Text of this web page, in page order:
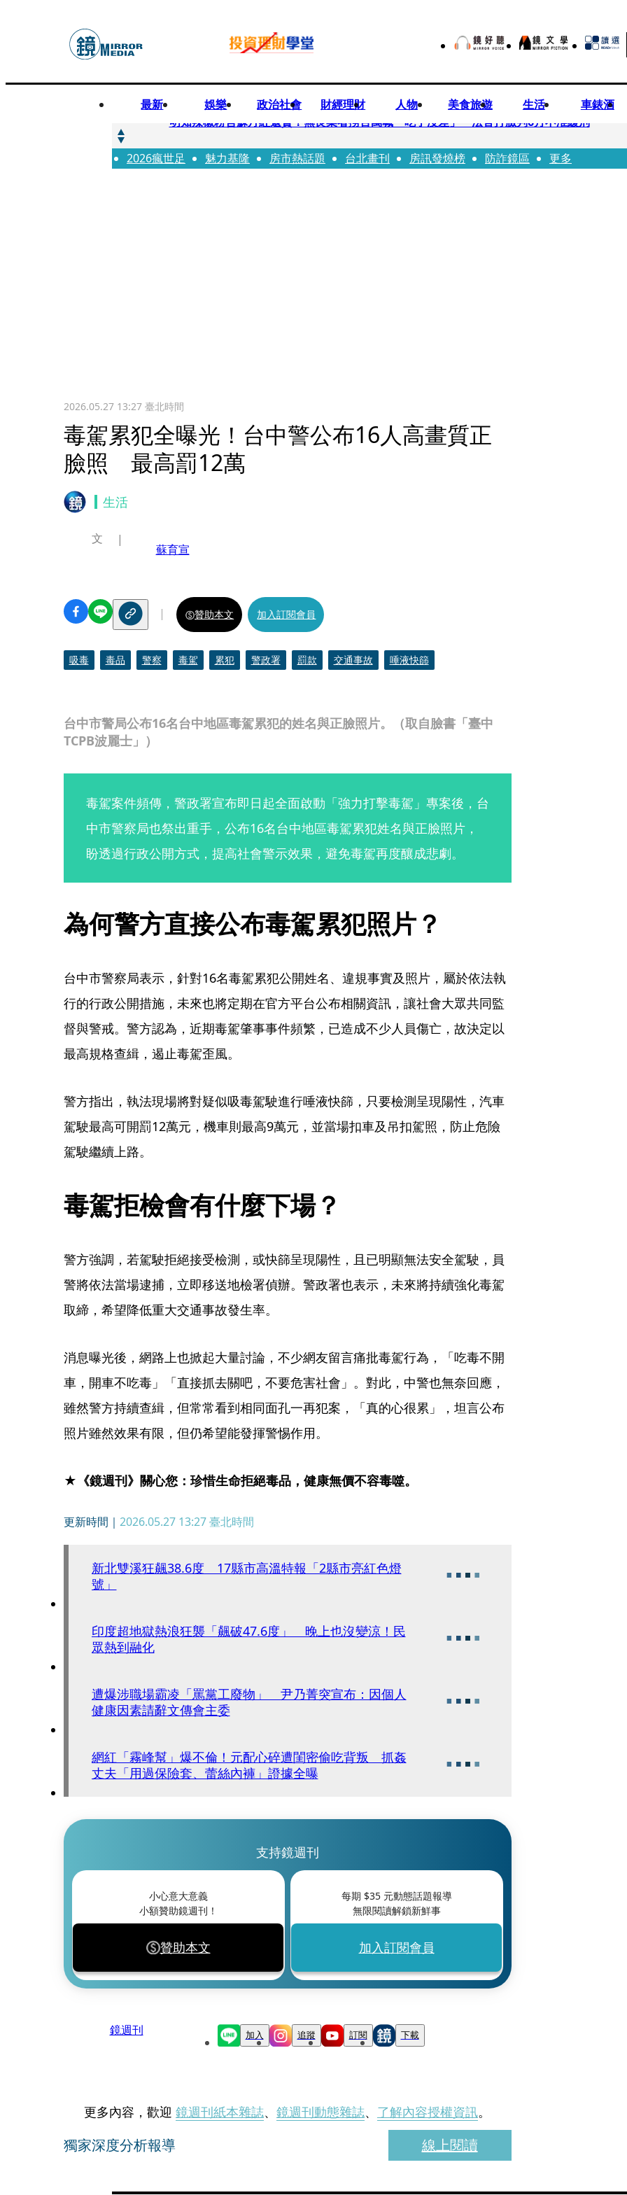
最新 娛樂 政治社會 財經理財 人物 美食旅遊 生活 車錶酒
快訊
明知辣椒粉含蘇丹紅還賣！無良業者撈百萬喊「吃了沒差」 法官打臉判6月不准緩刑
快訊
「無可替代的夥伴離開了我」…張韶涵細數10年時光 悲慟告別：無法相信真的發生了
2026瘋世足 魅力基隆 房市熱話題 台北畫刊 房訊發燒榜 防詐鏡區 更多
2026.05.27 13:27臺北時間
毒駕累犯全曝光！台中警公布16人高畫質正
臉照 最高罰12萬
生活
台中市警局公布16名台中地區毒駕累犯的姓名與正臉照片。（取自臉書「臺中
TCPB波麗士 」）
文
蘇育宣
贊助本文 加入訂閱會員
吸毒 毒品 警察 毒駕 累犯 警政署 罰款 交通事故 唾液快篩
毒駕案件頻傳，警政署宣布即日起全面啟動「強力打擊毒駕」專案後，台
中市警察局也祭出重手，公布16名台中地區毒駕累犯姓名與正臉照片，
盼透過行政公開方式，提高社會警示效果，避免毒駕再度釀成悲劇。
為何警方直接公布毒駕累犯照片？
台中市警察局表示，針對16名毒駕累犯公開姓名、違規事實及照片，屬於依法執
行的行政公開措施，未來也將定期在官方平台公布相關資訊，讓社會大眾共同監
督與警戒。警方認為，近期毒駕肇事事件頻繁，已造成不少人員傷亡，故決定以
最高規格查緝，遏止毒駕歪風。
警方指出，執法現場將對疑似吸毒駕駛進行唾液快篩，只要檢測呈現陽性，汽車
駕駛最高可開罰12萬元，機車則最高9萬元，並當場扣車及吊扣駕照，防止危險
駕駛繼續上路。
毒駕拒檢會有什麼下場？
警方強調，若駕駛拒絕接受檢測，或快篩呈現陽性，且已明顯無法安全駕駛，員
警將依法當場逮捕，立即移送地檢署偵辦。警政署也表示，未來將持續強化毒駕
取締，希望降低重大交通事故發生率。
消息曝光後，網路上也掀起大量討論，不少網友留言痛批毒駕行為，「吃毒不開
車，開車不吃毒」「直接抓去關吧，不要危害社會」。對此，中警也無奈回應，
雖然警方持續查緝，但常常看到相同面孔一再犯案，「真的心很累」，坦言公布
照片雖然效果有限，但仍希望能發揮警惕作用。
★《鏡週刊》關心您：珍惜生命拒絕毒品，健康無價不容毒噬。
更新時間｜ 2026.05.27 13:27臺北時間
新北雙溪狂飆38.6度 17縣市高溫特報「2縣市亮紅色燈
號」
印度超地獄熱浪狂襲「飆破47.6度」 晚上也沒變涼！民
眾熱到融化
遭爆涉職場霸凌「罵黨工廢物」 尹乃菁突宣布：因個人
健康因素請辭文傳會主委
網紅「霧峰幫」爆不倫！元配心碎遭閨密偷吃背叛 抓姦
丈夫「用過保險套、蕾絲內褲」證據全曝
支持鏡週刊
小心意大意義
小額贊助鏡週刊！
贊助本文
每期 $35元動態話題報導
無限閱讀解鎖新鮮事
加入訂閱會員
鏡週刊 加入 追蹤 訂閱 下載
更多內容，歡迎 鏡週刊紙本雜誌、 鏡週刊動態雜誌、 了解內容授權資訊。
獨家深度分析報導 線上閱讀